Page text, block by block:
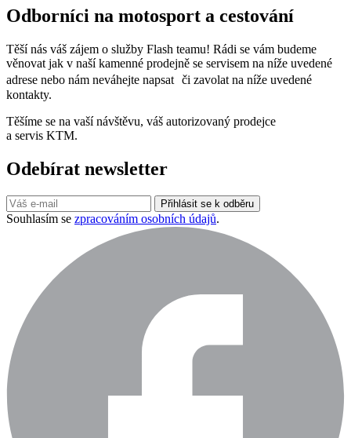
Odborníci na motosport a cestování
Těší nás váš zájem o služby Flash teamu! Rádi se vám budeme
věnovat jak v naší kamenné prodejně se servisem na níže uvedené
adrese nebo nám neváhejte napsat či zavolat na níže uvedené
kontakty.
Těšíme se na vaší návštěvu, váš autorizovaný prodejce
a servis KTM.
Odebírat newsletter
Přihlásit se k odběru
Souhlasím se zpracováním osobních údajů.